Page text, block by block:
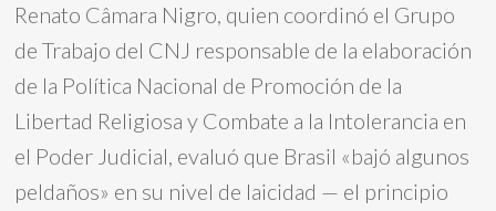
Renato Câmara Nigro, quien coordinó el Grupo
de Trabajo del CNJ responsable de la elaboración
de la Política Nacional de Promoción de la
Libertad Religiosa y Combate a la Intolerancia en
el Poder Judicial, evaluó que Brasil «bajó algunos
peldaños» en su nivel de laicidad — el principio